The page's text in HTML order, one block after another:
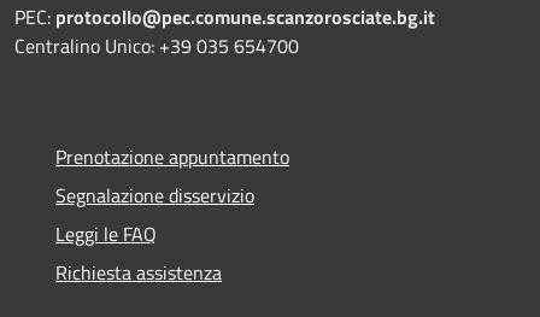
PEC: protocollo@pec.comune.scanzorosciate.bg.it
Centralino Unico: +39 035 654700
Prenotazione appuntamento
Segnalazione disservizio
Leggi le FAQ
Richiesta assistenza